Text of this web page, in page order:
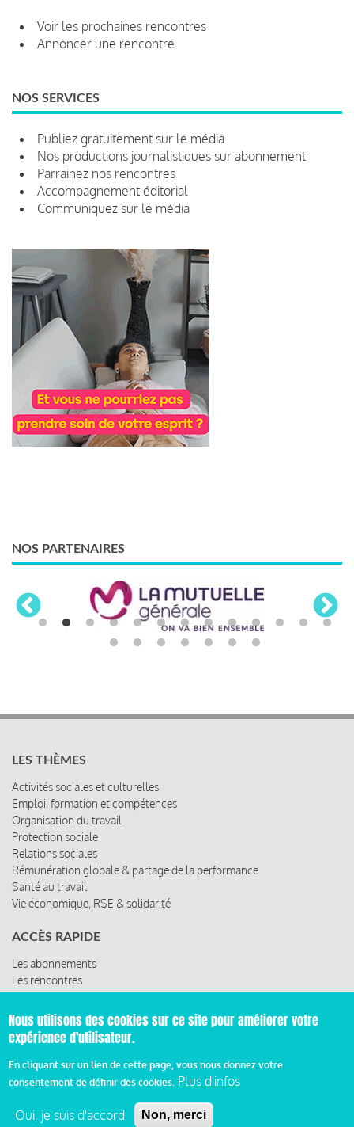
Voir les prochaines rencontres
Annoncer une rencontre
NOS SERVICES
Publiez gratuitement sur le média
Nos productions journalistiques sur abonnement
Parrainez nos rencontres
Accompagnement éditorial
Communiquez sur le média
NOS PARTENAIRES
LES THÈMES
Activités sociales et culturelles
Emploi, formation et compétences
Organisation du travail
Protection sociale
Relations sociales
Rémunération globale & partage de la performance
Santé au travail
Vie économique, RSE & solidarité
ACCÈS RAPIDE
Les abonnements
Les rencontres
Les ressources
© 2019 Miroir Social - Réalisé parCafffeine
Mentions légales et condition générale d’utilisation et
d’abonnement
Nous utilisons des cookies sur ce site pour améliorer votre
expérience d'utilisateur.
En cliquant sur un lien de cette page, vous nous donnez votre
consentement de définir des cookies. Plus d'infos
Oui, je suis d'accord Non, merci